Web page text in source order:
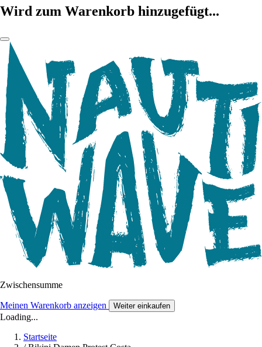
Wird zum Warenkorb hinzugefügt...
Zwischensumme
Meinen Warenkorb anzeigen Weiter einkaufen
Loading...
Startseite